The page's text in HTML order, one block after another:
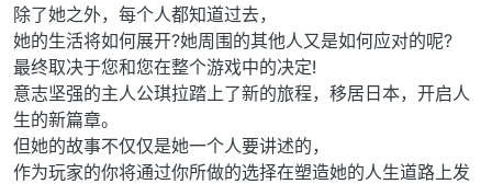
除了她之外，每个人都知道过去，
她的生活将如何展开?她周围的其他人又是如何应对的呢?
最终取决于您和您在整个游戏中的决定!
意志坚强的主人公琪拉踏上了新的旅程，移居日本，开启人
生的新篇章。
但她的故事不仅仅是她一个人要讲述的，
作为玩家的你将通过你所做的选择在塑造她的人生道路上发